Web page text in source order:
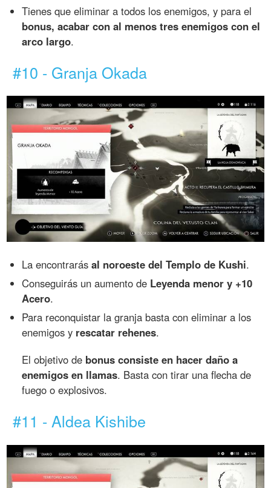
Tienes que eliminar a todos los enemigos, y para el
bonus, acabar con al menos tres enemigos con el
arco largo.
#10 - Granja Okada
La encontrarásal noroeste del Templo de Kushi.
Conseguirás un aumento de Leyenda menor y +10
Acero.
Para reconquistar la granja basta con eliminar a los
enemigos y rescatar rehenes.
El objetivo de bonus consiste en hacer daño a
enemigos en llamas. Basta con tirar una flecha de
fuego o explosivos.
#11 - Aldea Kishibe